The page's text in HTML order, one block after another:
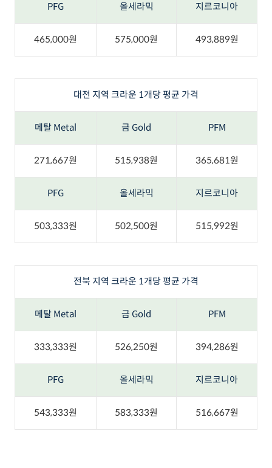
PFG 올세라믹 지르코니아
465,000원 575,000원 493,889원
대전 지역 크라운 1개당 평균 가격
메탈 Metal 금 Gold PFM
271,667원 515,938원 365,681원
PFG 올세라믹 지르코니아
503,333원 502,500원 515,992원
전북 지역 크라운 1개당 평균 가격
메탈 Metal 금 Gold PFM
333,333원 526,250원 394,286원
PFG 올세라믹 지르코니아
543,333원 583,333원 516,667원